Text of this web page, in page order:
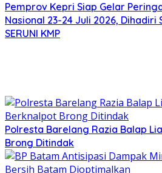
Pemprov Kepri Siap Gelar
Nasional 23-24 Juli 2026, Dihadiri
SERUNI KMP
Polresta Barelang Razia Balap
Brong Ditindak